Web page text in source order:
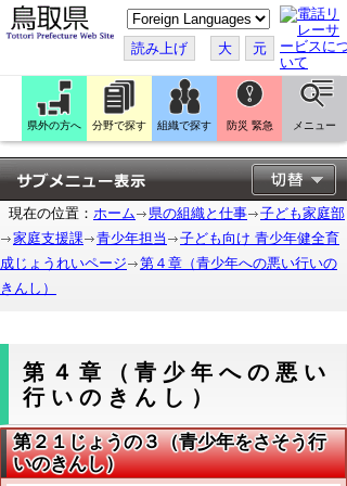
こ
の
ペ
ー
ジ
翻
訳
す
る
読み上げ 大 元
県外の方へ 分野で探す 組織で探す 防災 緊急 メニュー
現在の位置： ホーム 県の組織と仕事
子ども家庭部
家庭支援課
青少年担当
子ども向け 青少年健全育
成じょうれいページ
第４章（青少年への悪い行いの
きんし）
第４章（青少年への悪い
行いのきんし）
第２１じょうの３（青少年をさそう行
いのきんし）